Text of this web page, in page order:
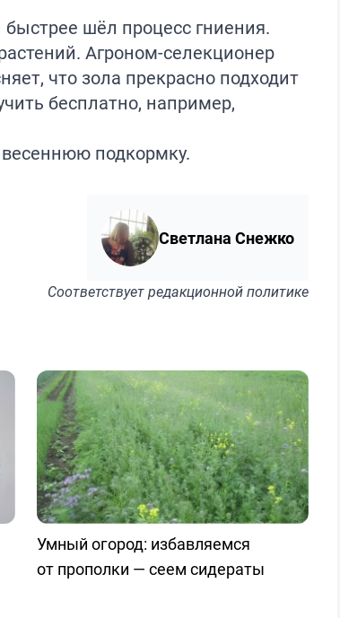
шёл процесс гниения.
Агроном-селекционер
что зола прекрасно подходит
бесплатно, например,
подкормку.
Светлана Снежко
Соответствуетредакционной политике
Умный огород: избавляемся
от прополки — сеем сидераты